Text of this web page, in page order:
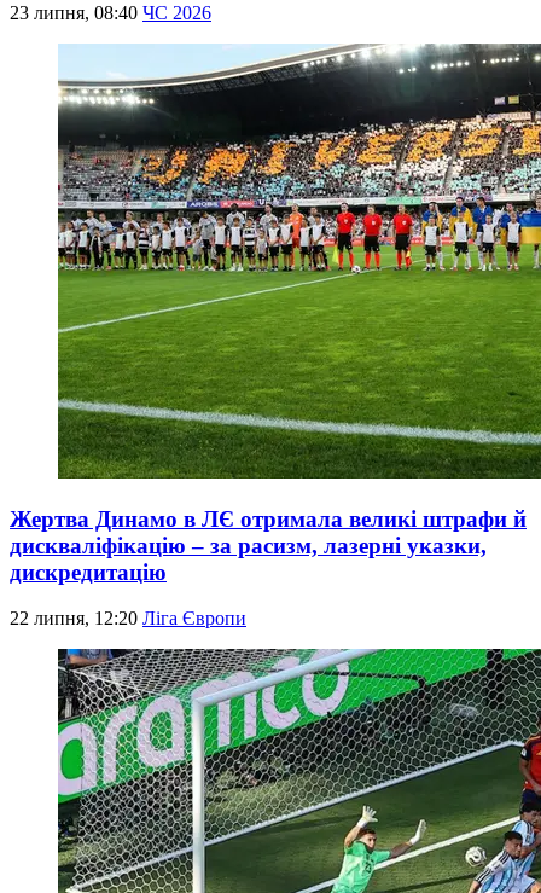
23 липня, 08:40 ЧС 2026
Жертва Динамо в ЛЄ отримала великі штрафи й
дискваліфікацію – за расизм, лазерні указки,
дискредитацію
22 липня, 12:20 Ліга Європи